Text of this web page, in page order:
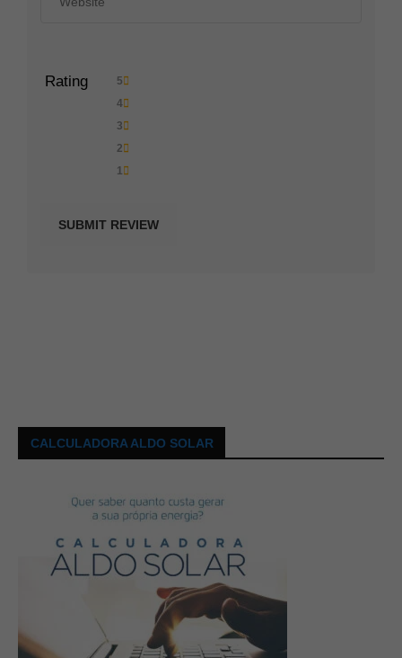
Rating
5
4
3
2
1
CALCULADORA ALDO SOLAR